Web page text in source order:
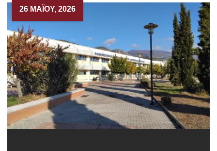
26 ΜΑΪ́ΟΥ, 2026